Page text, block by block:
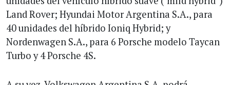
Land Rover; Hyundai Motor Argentina S.A., para
40 unidades del híbrido Ioniq Hybrid; y
Nordenwagen S.A., para 6 Porsche modelo Taycan
Turbo y 4 Porsche 4S.